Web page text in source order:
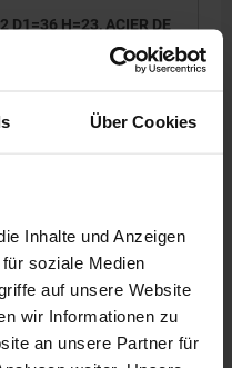
Über Cookies
Inhalte und Anzeigen
soziale Medien
auf unsere Website
wir Informationen zu
an unsere Partner für
D1=36 H=23, ACIER DE
HAUTEUR=23
D3=20
DÉTAILS